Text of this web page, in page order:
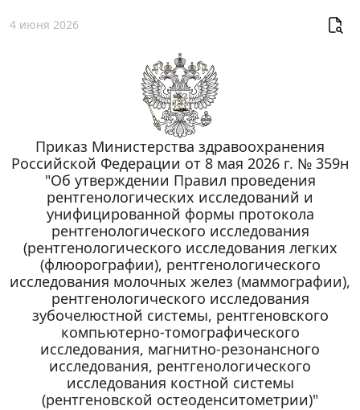
4 июня 2026
Приказ Министерства здравоохранения
Российской Федерации от 8 мая 2026 г. № 359н
"Об утверждении Правил проведения
рентгенологических исследований и
унифицированной формы протокола
рентгенологического исследования
(рентгенологического исследования легких
(флюорографии), рентгенологического
исследования молочных желез (маммографии),
рентгенологического исследования
зубочелюстной системы, рентгеновского
компьютерно-томографического
исследования, магнитно-резонансного
исследования, рентгенологического
исследования костной системы
(рентгеновской остеоденситометрии)"